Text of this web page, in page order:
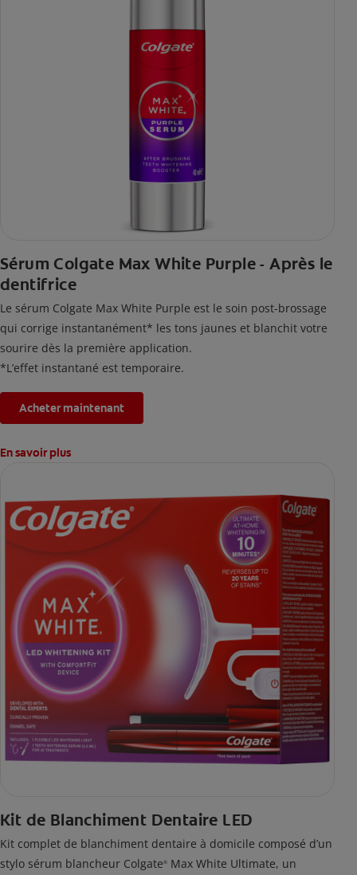
Sérum Colgate Max White Purple - Après le
dentifrice
Le sérum Colgate Max White Purple est le soin post-brossage
qui corrige instantanément* les tons jaunes et blanchit votre
sourire dès la première application.
*L’effet instantané est temporaire.
Acheter maintenant
En savoir plus
Kit de Blanchiment Dentaire LED
Kit complet de blanchiment dentaire à domicile composé d’un
stylo sérum blancheur Colgate® Max White Ultimate, un